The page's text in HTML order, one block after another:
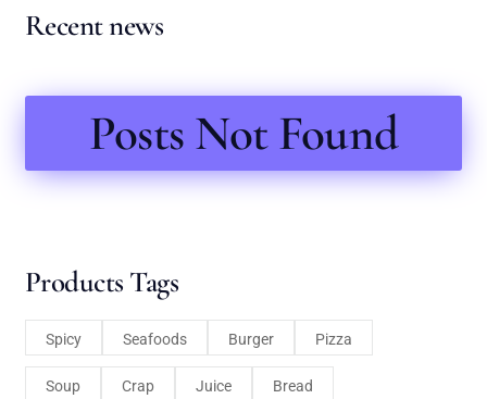
Recent news
Posts Not Found
Products Tags
Spicy Seafoods Burger Pizza
Soup Crap Juice Bread